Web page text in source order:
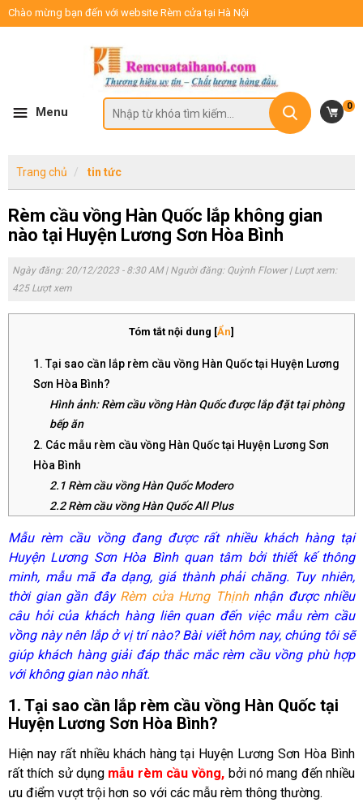
Chào mừng bạn đến với website Rèm cửa tại Hà Nội
Menu 0
Trang chủ tin tức
Rèm cầu vồng Hàn Quốc lắp không gian
nào tại Huyện Lương Sơn Hòa Bình
Ngày đăng: 20/12/2023 - 8:30 AM | Người đăng: Quỳnh Flower| Lượt xem:
425 Lượt xem
Tóm tắt nội dung [Ẩn]
1. Tại sao cần lắp rèm cầu vồng Hàn Quốc tại Huyện Lương
Sơn Hòa Bình?
Hình ảnh: Rèm cầu vồng Hàn Quốc được lắp đặt tại phòng
bếp ăn
2. Các mẫu rèm cầu vồng Hàn Quốc tại Huyện Lương Sơn
Hòa Bình
2.1 Rèm cầu vồng Hàn Quốc Modero
2.2 Rèm cầu vồng Hàn Quốc All Plus
2.4 Rèm cầu vồng Hàn Quốc Patino
2.5 Rèm cầu vồng Hàn Quốc Roman
3. Rèm cầu vồng lắp không gian nào tại Huyện Lương Sơn
Hòa Bình?
Hình ảnh: Rèm cầu vồng Hàn Quốc được lắp đặt trong
phòng khách tại huyện Lương Sơn
4. Địa chỉ mua rèm cầu vồng tại Huyện Lương Sơn Hòa Bình
phòng tắm
Mẫu rèm cầu vồng đang được rất nhiều khách hàng tại
Huyện Lương Sơn Hòa Bình quan tâm bởi thiết kế thông
minh, mẫu mã đa dạng, giá thành phải chăng. Tuy nhiên,
thời gian gần đây Rèm cửa Hưng Thịnhnhận được nhiều
câu hỏi của khách hàng liên quan đến việc mẫu rèm cầu
vồng này nên lắp ở vị trí nào? Bài viết hôm nay, chúng tôi sẽ
giúp khách hàng giải đáp thắc mắc rèm cầu vồng phù hợp
với không gian nào nhất.
1. Tại sao cần lắp rèm cầu vồng Hàn Quốc tại
Huyện Lương Sơn Hòa Bình?
Hiện nay rất nhiều khách hàng tại Huyện Lương Sơn Hòa Bình
rất thích sử dụng mẫu rèm cầu vồng, bởi nó mang đến nhiều
ưu điểm vượt trội hơn so với các mẫu rèm thông thường.